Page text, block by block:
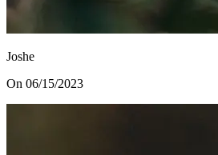
Joshe
On 06/15/2023